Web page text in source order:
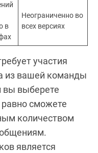
в
Неограниченно во
всех версиях
участия
из вашей команды
вы выберете
сможете
количеством
является